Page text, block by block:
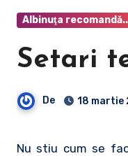
Albinuţa
Setari
De 18 martie
Nu stiu cum se face ca de cate ori scot bateriile de la telecomanda primita impreuna cu